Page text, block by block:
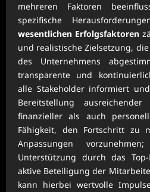
mehreren Faktoren
spezifische
wesentlichen Erfolgsfaktoren
und realistische Zielsetzung,
des Unternehmens
transparente und
alle Stakeholder informiert
Bereitstellung
finanzieller als auch
Fähigkeit, den Fortschritt zu
Anpassungen
Unterstützung durch das
aktive Beteiligung der
kann hierbei wertvolle